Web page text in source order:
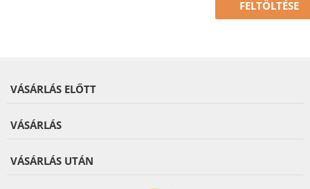
FELTÖLTÉSE
VÁSÁRLÁS ELŐTT
VÁSÁRLÁS
VÁSÁRLÁS UTÁN